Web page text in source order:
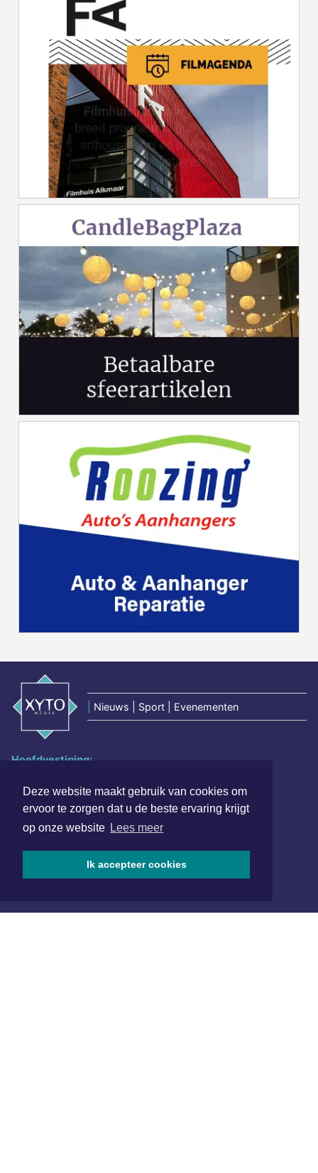
Deze website maakt gebruik van cookies om
ervoor te zorgen dat u de beste ervaring krijgt
op onze website Lees meer
Ik accepteer cookies
Nieuws | Sport | Evenementen
Hoofdvestiging:
1701 BZ Heerhugowaard
072 8200 600
redactie@xyto.nl
www.xyto.nl
SOCIAL MEDIA